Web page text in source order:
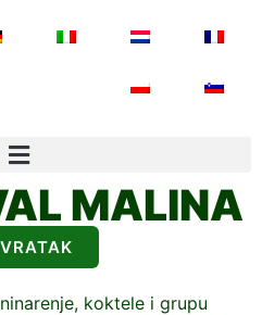
MALINA
koktele i grupu